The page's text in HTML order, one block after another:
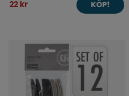
22 kr KÖP!